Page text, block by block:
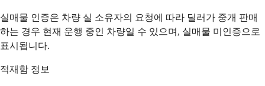
실매물 인증은 차량 실 소유자의 요청에 따라 딜러가 중개 판매
하는 경우 현재 운행 중인 차량일 수 있으며, 실매물 미인증으로
표시됩니다.
적재함 정보